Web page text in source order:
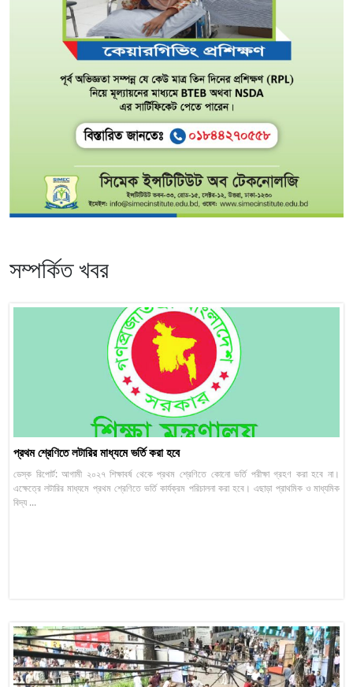
সম্পর্কিত খবর
প্রথম শ্রেণিতে লটারির মাধ্যমে ভর্তি করা হবে
ডেস্ক রিপোর্ট: আগামী ২০২৭ শিক্ষাবর্ষ থেকে প্রথম শ্রেণিতে কোনো ভর্তি পরীক্ষা গ্রহণ করা হবে না।
এক্ষেত্রে লটারির মাধ্যমে প্রথম শ্রেণিতে ভর্তি কার্যক্রম পরিচালনা করা হবে। এছাড়া প্রাথমিক ও মাধ্যমিক
বিদ্য ...